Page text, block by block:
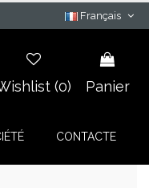
Français
(0) Panier
CONTACTE